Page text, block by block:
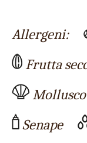
Allergeni:
Frutta
Mollusco
Senape